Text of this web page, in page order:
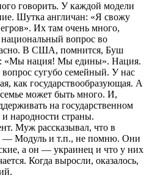
говорить. У каждой модели
Шутка англичан: «Я свожу
Их там очень много,
вопрос во
В США, помнится, Буш
«Мы нация! Мы едины». Нация.
сугубо семейный. У нас
как государствообразующая. А
может быть много. И,
на государственном
народности страны.
Муж рассказывал, что в
— Модуль и т.п., не помню. Они
а он — украинец и что у них
Когда выросли, оказалось,